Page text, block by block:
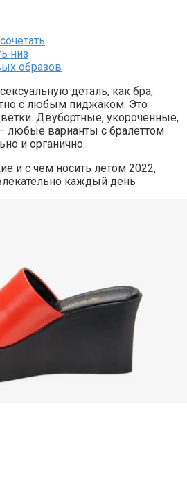
низ
образов
деталь, как бра,
с любым пиджаком. Это
Двубортные, укороченные,
любые варианты с бралеттом
и органично.
и с чем носить летом 2022,
каждый день